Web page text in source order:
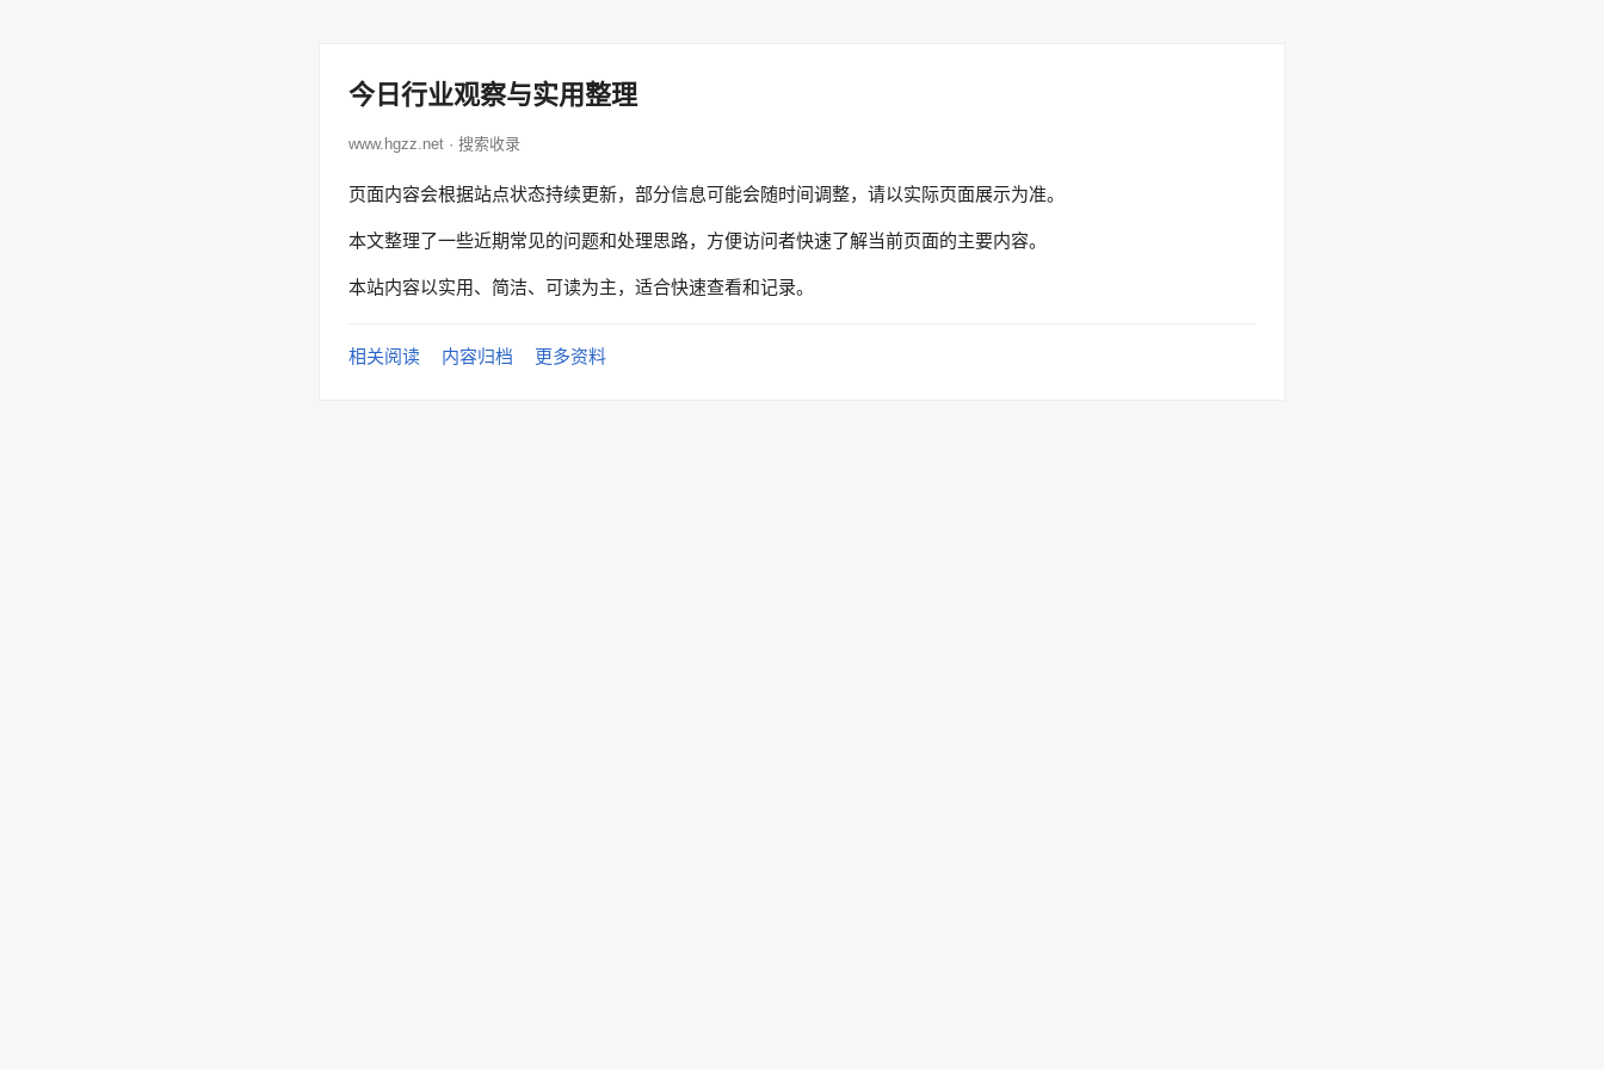
今日行业观察与实用整理
www.hgzz.net · 搜索收录
页面内容会根据站点状态持续更新，部分信息可能会随时间调整，请以实际页面展示为准。
本文整理了一些近期常见的问题和处理思路，方便访问者快速了解当前页面的主要内容。
本站内容以实用、简洁、可读为主，适合快速查看和记录。
相关阅读 内容归档 更多资料